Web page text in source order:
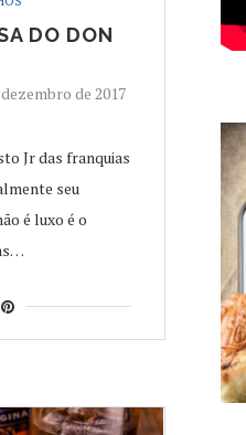
DO DON
dezembro de 2017
Jr das franquias
seu
é luxo é o